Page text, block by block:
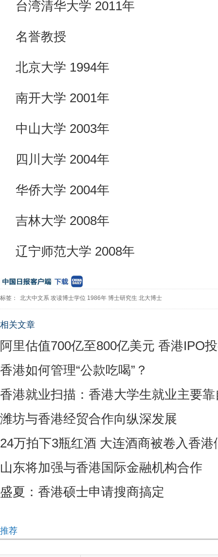
台湾清华大学 2011年
名誉教授
北京大学 1994年
南开大学 2001年
中山大学 2003年
四川大学 2004年
华侨大学 2004年
吉林大学 2008年
辽宁师范大学 2008年
标签： 北大中文系 攻读博士学位 1986年 博士研究生 北大博士
相关文章
阿里估值700亿至800亿美元 香港IPO
香港如何管理“公款吃喝”？
香港就业扫描：香港大学生就业主要
潍坊与香港经贸合作向纵深发展
24万拍下3瓶红酒 大连酒商被卷入香港
山东将加强与香港国际金融机构合作
盛夏：香港硕士申请搜商搞定
推荐